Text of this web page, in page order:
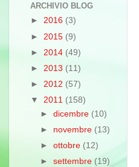
ARCHIVIO BLOG
► 2016 (3)
► 2015 (9)
► 2014 (49)
► 2013 (11)
► 2012 (57)
▼ 2011 (158)
►dicembre (10)
► novembre (13)
►ottobre (12)
►settembre (19)